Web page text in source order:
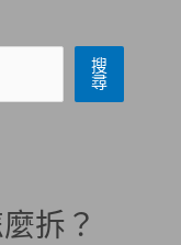
搜
尋
拆？